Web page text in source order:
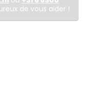
de vous aider !